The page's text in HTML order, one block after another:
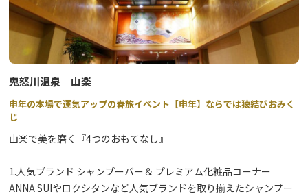
鬼怒川温泉 山楽
申年の本場で運気アップの春旅イベント【申年】ならでは猿結びおみく
じ
山楽で美を磨く『4つのおもてなし』
1.人気ブランド シャンプーバー＆ プレミアム化粧品コーナー
ANNA SUIやロクシタンなど人気ブランドを取り揃えたシャンプー